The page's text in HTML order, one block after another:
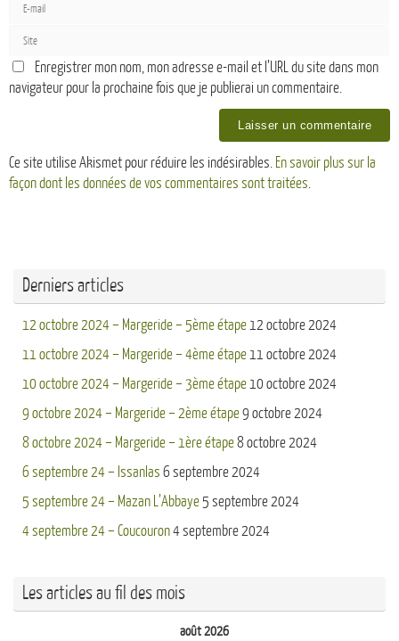
Enregistrer mon nom, mon adresse e-mail et l’URL du site dans mon
navigateur pour la prochaine fois que je publierai un commentaire.
Ce site utilise Akismet pour réduire les indésirables. En savoir plus sur la
façon dont les données de vos commentaires sont traitées.
Derniers articles
12 octobre 2024 – Margeride – 5ème étape12 octobre 2024
11 octobre 2024 – Margeride – 4ème étape11 octobre 2024
10 octobre 2024 – Margeride – 3ème étape10 octobre 2024
9 octobre 2024 – Margeride – 2ème étape9 octobre 2024
8 octobre 2024 – Margeride – 1ère étape8 octobre 2024
6 septembre 24 – Issanlas 6 septembre 2024
5 septembre 24 – Mazan L’Abbaye 5 septembre 2024
4 septembre 24 – Coucouron4 septembre 2024
Les articles au fil des mois
août 2026